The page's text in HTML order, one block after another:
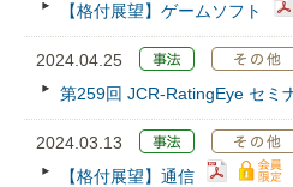
【格付展望】ゲームソフト
2024.04.25
第259回 JCR‐RatingEye セミ
2024.03.13
【格付展望】通信